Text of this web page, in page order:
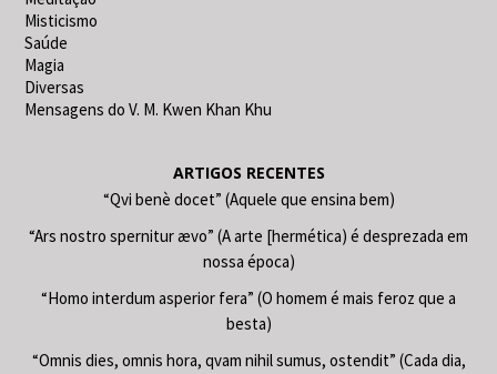
Misticismo
Saúde
Magia
Diversas
Mensagens do V. M. Kwen Khan Khu
ARTIGOS RECENTES
“Qvi benè docet” (Aquele que ensina bem)
“Ars nostro spernitur ævo” (A arte [hermética) é desprezada em
nossa época)
“Homo interdum asperior fera” (O homem é mais feroz que a
besta)
“Omnis dies, omnis hora, qvam nihil sumus, ostendit” (Cada dia,